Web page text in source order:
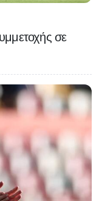
σε